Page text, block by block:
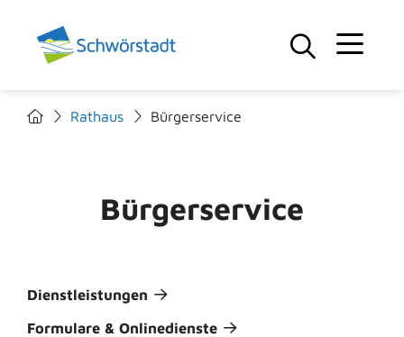
Rathaus Bürgerservice
Bürgerservice
Dienstleistungen
Formulare & Onlinedienste